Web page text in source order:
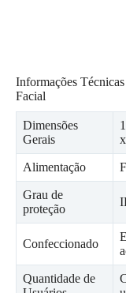
Informações
Facial
Dimensões
Gerais
Alimentação
Grau de
proteção
Confeccionado
Quantidade de